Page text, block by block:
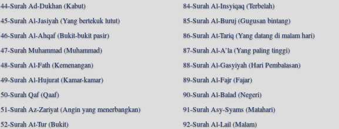
44-Surah Ad-Dukhan (Kabut)
45-Surah Al-Jasiyah (Yang bertekuk lutut)
46-Surah Al-Ahqaf (Bukit-bukit pasir)
47-Surah Muhammad (Muhammad)
48-Surah Al-Fath (Kemenangan)
49-Surah Al-Hujurat (Kamar-kamar)
50-Surah Qaf (Qaaf)
51-Surah Az-Zariyat (Angin yang menerbangkan)
52-Surah At-Tur (Bukit)
84-Surah Al-Insyiqaq (Terbelah)
85-Surah Al-Buruj (Gugusan bintang)
86-Surah At-Tariq (Yang datang di malam hari)
87-Surah Al-A’la (Yang paling tinggi)
88-Surah Al-Gasyiyah (Hari Pembalasan)
89-Surah Al-Fajr (Fajar)
90-Surah Al-Balad (Negeri)
91-Surah Asy-Syams (Matahari)
92-Surah Al-Lail (Malam)